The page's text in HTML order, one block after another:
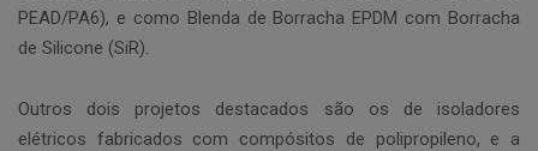
PEAD/PA6), e como Blenda de Borracha EPDM com Borracha
de Silicone (SiR).
Outros dois projetos destacados são os de isoladores
elétricos fabricados com compósitos de polipropileno, e a